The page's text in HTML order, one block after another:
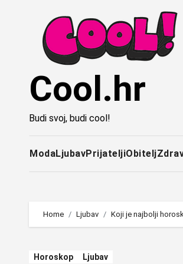
Cool.hr
Budi svoj, budi cool!
ModaLjubavPrijateljiObitelj
Home Ljubav Koji je najbolji
Horoskop Ljubav